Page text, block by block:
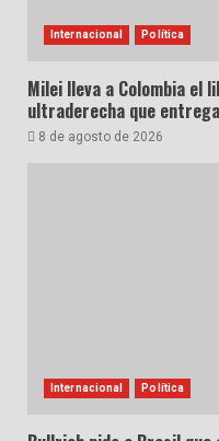
Internacional Política
Milei lleva a Colombia el
ultraderecha que
8 de agosto de 2026
Internacional Política